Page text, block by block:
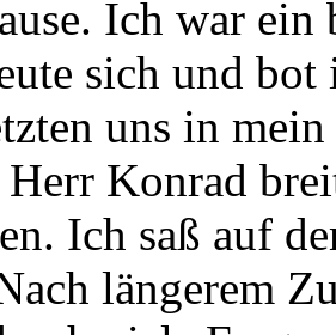
Ich war ein
sich und
uns in
Konrad
Ich saß auf
längerem